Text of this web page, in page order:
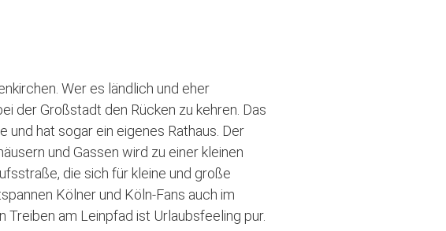
Wer es ländlich und eher
der Großstadt den Rücken zu kehren. Das
hat sogar ein eigenes Rathaus. Der
und Gassen wird zu einer kleinen
die sich für kleine und große
Kölner und Köln-Fans auch im
Treiben am Leinpfad ist Urlaubsfeeling pur.